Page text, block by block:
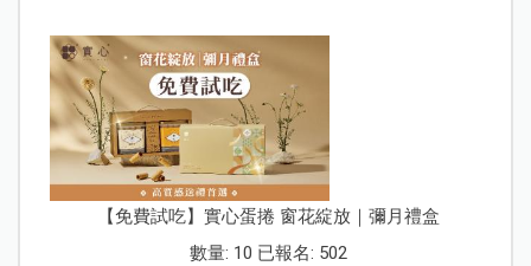
【免費試吃】實心蛋捲 窗花綻放｜彌月禮盒
數量: 10 已報名: 502